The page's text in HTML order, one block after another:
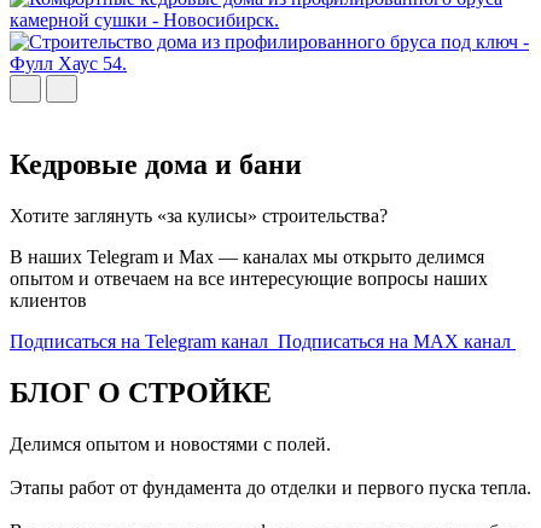
Кедровые дома и бани
Хотите заглянуть «за кулисы» строительства?
В наших Telegram и Max — каналах мы открыто делимся
опытом и отвечаем на все интересующие вопросы наших
клиентов
Подписаться на Telegram канал Подписаться на MAX канал
БЛОГ О СТРОЙКЕ
Делимся опытом и новостями с полей.
Этапы работ от фундамента до отделки и первого пуска тепла.